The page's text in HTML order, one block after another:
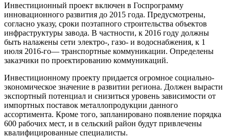
Инвестиционный проект включен в Госпрограмму
инновационного развития до 2015 года. Предусмотрены,
согласно указу, сроки поэтапного строительства объектов
инфраструктуры завода. В частности, к 2016 году должны
быть налажены сети электро-, газо- и водоснабжения, к 1
июля 2016-го— транспортные коммуникации. Определены
заказчики по проектированию коммуникаций.
Инвестиционному проекту придается огромное социально-
экономическое значение в развитии региона. Должен вырасти
экспортный потенциал и снизиться уровень зависимости от
импортных поставок металлопродукции данного
ассортимента. Кроме того, запланировано появление порядка
600 рабочих мест, и в сельский район будут привлечены
квалифицированные специалисты.